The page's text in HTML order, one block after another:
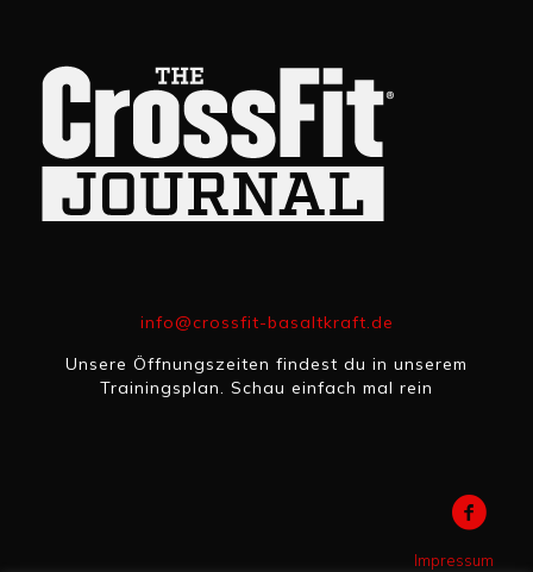
info@crossfit-basaltkraft.de
Unsere Öffnungszeiten findest du in unserem
Trainingsplan. Schau einfach mal rein
Impressum